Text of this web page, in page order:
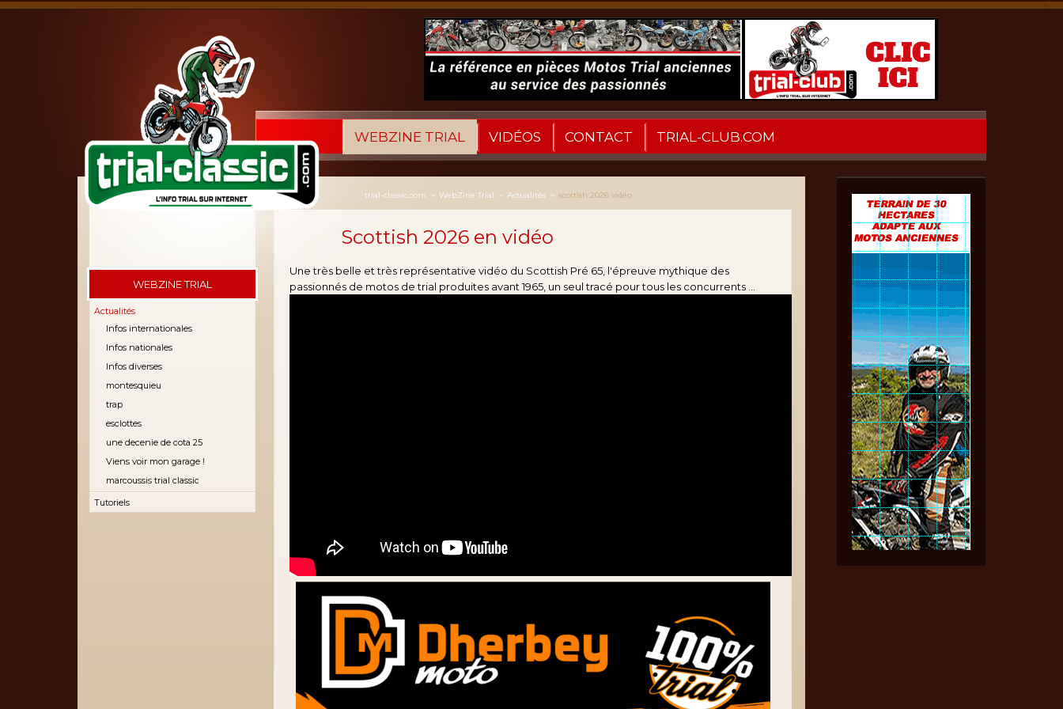
WEBZINE TRIAL VIDÉOS CONTACT TRIAL-CLUB.COM
WEBZINE TRIAL
Actualités
Infos internationales
Infos nationales
Infos diverses
montesquieu
trap
esclottes
une decenie de cota 25
Viens voir mon garage !
marcoussis trial classic
Tutoriels
trial-classic.com > WebZine Trial > Actualités > scottish 2026 vidéo
Scottish 2026 en vidéo
Une très belle et très représentative vidéo du Scottish Pré 65, l'épreuve mythique des
passionnés de motos de trial produites avant 1965, un seul tracé pour tous les concurrents ...